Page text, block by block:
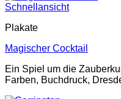
Schnellansicht
Plakate
Magischer Cocktail
Ein Spiel um die
Farben, Buchdruck,